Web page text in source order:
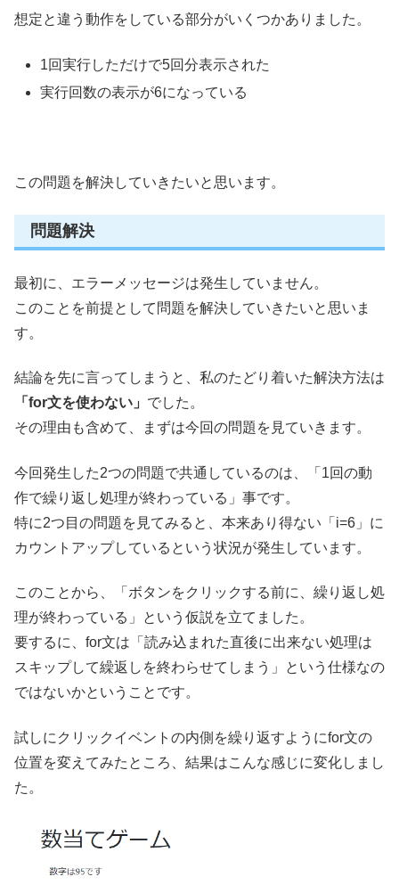
想定と違う動作をしている部分がいくつかありました。
1回実行しただけで5回分表示された
実行回数の表示が6になっている
この問題を解決していきたいと思います。
問題解決
最初に、エラーメッセージは発生していません。
このことを前提として問題を解決していきたいと思いま
す。
結論を先に言ってしまうと、私のたどり着いた解決方法は
「for文を使わない」 でした。
その理由も含めて、まずは今回の問題を見ていきます。
今回発生した2つの問題で共通しているのは、「1回の動
作で繰り返し処理が終わっている」事です。
特に2つ目の問題を見てみると、本来あり得ない「i=6」に
カウントアップしているという状況が発生しています。
このことから、「ボタンをクリックする前に、繰り返し処
理が終わっている」という仮説を立てました。
要するに、for文は「読み込まれた直後に出来ない処理は
スキップして繰返しを終わらせてしまう」という仕様なの
ではないかということです。
試しにクリックイベントの内側を繰り返すようにfor文の
位置を変えてみたところ、結果はこんな感じに変化しまし
た。